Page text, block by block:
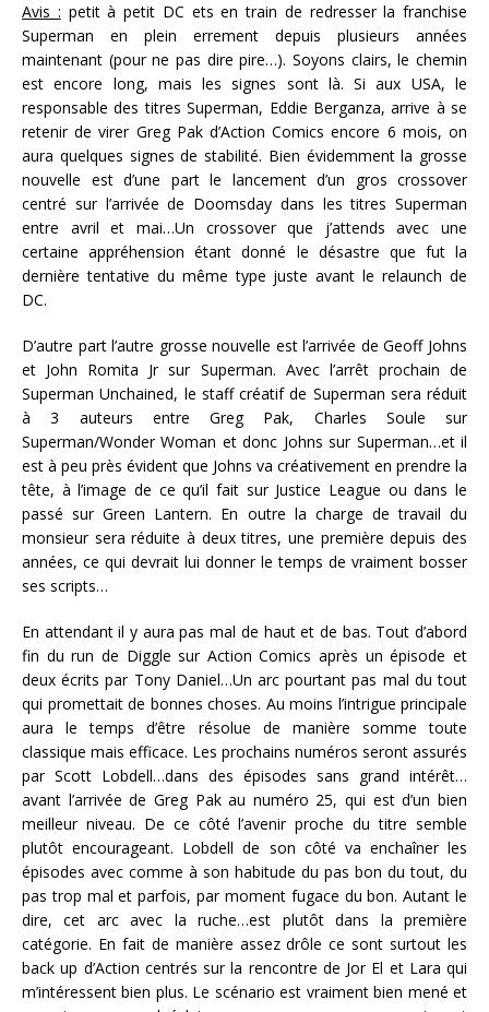
Avis : petit à petit DC ets en train de redresser la franchise
Superman en plein errement depuis plusieurs années
maintenant (pour ne pas dire pire…). Soyons clairs, le chemin
est encore long, mais les signes sont là. Si aux USA, le
responsable des titres Superman, Eddie Berganza, arrive à se
retenir de virer Greg Pak d’Action Comics encore 6 mois, on
aura quelques signes de stabilité. Bien évidemment la grosse
nouvelle est d’une part le lancement d’un gros crossover
centré sur l’arrivée de Doomsday dans les titres Superman
entre avril et mai…Un crossover que j’attends avec une
certaine appréhension étant donné le désastre que fut la
dernière tentative du même type juste avant le relaunch de
DC.
D’autre part l’autre grosse nouvelle est l’arrivée de Geoff Johns
et John Romita Jr sur Superman. Avec l’arrêt prochain de
Superman Unchained, le staff créatif de Superman sera réduit
à 3 auteurs entre Greg Pak, Charles Soule sur
Superman/Wonder Woman et donc Johns sur Superman…et il
est à peu près évident que Johns va créativement en prendre la
tête, à l’image de ce qu’il fait sur Justice League ou dans le
passé sur Green Lantern. En outre la charge de travail du
monsieur sera réduite à deux titres, une première depuis des
années, ce qui devrait lui donner le temps de vraiment bosser
ses scripts…
En attendant il y aura pas mal de haut et de bas. Tout d’abord
fin du run de Diggle sur Action Comics après un épisode et
deux écrits par Tony Daniel…Un arc pourtant pas mal du tout
qui promettait de bonnes choses. Au moins l’intrigue principale
aura le temps d’être résolue de manière somme toute
classique mais efficace. Les prochains numéros seront assurés
par Scott Lobdell…dans des épisodes sans grand intérêt…
avant l’arrivée de Greg Pak au numéro 25, qui est d’un bien
meilleur niveau. De ce côté l’avenir proche du titre semble
plutôt encourageant. Lobdell de son côté va enchaîner les
épisodes avec comme à son habitude du pas bon du tout, du
pas trop mal et parfois, par moment fugace du bon. Autant le
dire, cet arc avec la ruche…est plutôt dans la première
catégorie. En fait de manière assez drôle ce sont surtout les
back up d’Action centrés sur la rencontre de Jor El et Lara qui
m’intéressent bien plus. Le scénario est vraiment bien mené et